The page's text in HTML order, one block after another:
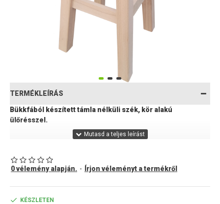
TERMÉKLEÍRÁS
Bükkfából készített támla nélküli szék, kör alakú
ülőrésszel.
Méretei:
0 vélemény alapján. - Írjon véleményt a termékről
KÉSZLETEN